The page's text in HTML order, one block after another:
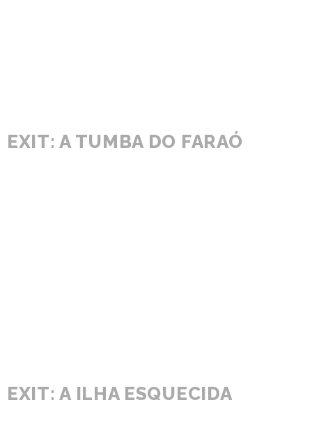
EXIT: A TUMBA DO FARAÓ
EXIT: A ILHA ESQUECIDA